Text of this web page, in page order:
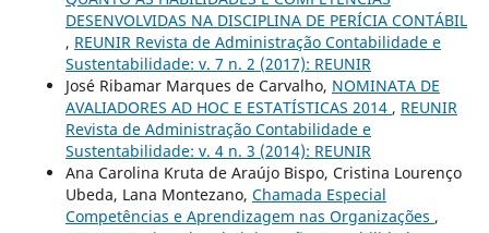
DESENVOLVIDAS NA DISCIPLINA DE PERÍCIA CONTÁBIL
, REUNIR Revista de Administração Contabilidade e
Sustentabilidade: v. 7 n. 2 (2017): REUNIR
José Ribamar Marques de Carvalho, NOMINATA DE
AVALIADORES AD HOC E ESTATÍSTICAS 2014 , REUNIR
Revista de Administração Contabilidade e
Sustentabilidade: v. 4 n. 3 (2014): REUNIR
Ana Carolina Kruta de Araújo Bispo, Cristina Lourenço
Ubeda, Lana Montezano, Chamada Especial
Competências e Aprendizagem nas Organizações ,